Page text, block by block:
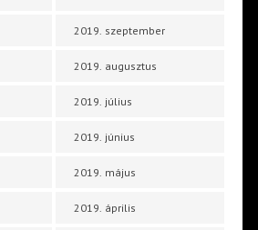
2019. szeptember
2019. augusztus
2019. július
2019. június
2019. május
2019. április